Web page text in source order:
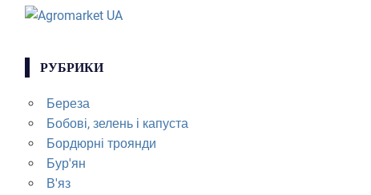
РУБРИКИ
Береза
Бобові, зелень і капуста
Бордюрні троянди
Бур'ян
В'яз